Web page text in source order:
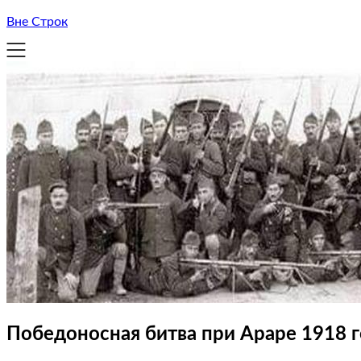
Вне Строк
Победоносная битва при Араре 1918